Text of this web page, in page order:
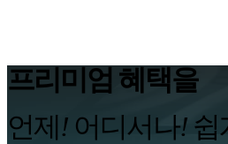
프리미엄 혜택을
언제 ! 어디서나! 쉽